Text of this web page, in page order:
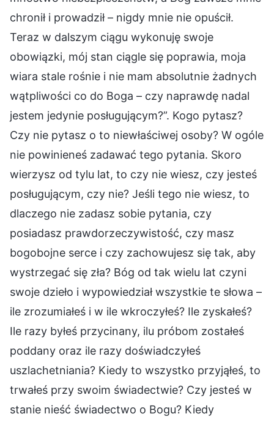
chronił i prowadził – nigdy mnie nie opuścił.
Teraz w dalszym ciągu wykonuję swoje
obowiązki, mój stan ciągle się poprawia, moja
wiara stale rośnie i nie mam absolutnie żadnych
wątpliwości co do Boga – czy naprawdę nadal
jestem jedynie posługującym?”. Kogo pytasz?
Czy nie pytasz o to niewłaściwej osoby? W ogóle
nie powinieneś zadawać tego pytania. Skoro
wierzysz od tylu lat, to czy nie wiesz, czy jesteś
posługującym, czy nie? Jeśli tego nie wiesz, to
dlaczego nie zadasz sobie pytania, czy
posiadasz prawdorzeczywistość, czy masz
bogobojne serce i czy zachowujesz się tak, aby
wystrzegać się zła? Bóg od tak wielu lat czyni
swoje dzieło i wypowiedział wszystkie te słowa –
ile zrozumiałeś i w ile wkroczyłeś? Ile zyskałeś?
Ile razy byłeś przycinany, ilu próbom zostałeś
poddany oraz ile razy doświadczyłeś
uszlachetniania? Kiedy to wszystko przyjąłeś, to
trwałeś przy swoim świadectwie? Czy jesteś w
stanie nieść świadectwo o Bogu? Kiedy